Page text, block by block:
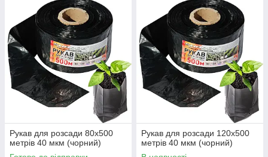
Рукав для розсади 80х500
метрів 40 мкм (чорний)
Рукав для розсади 120х500
метрів 40 мкм (чорний)